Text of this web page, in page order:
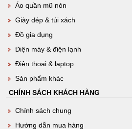
Áo quần mũ nón
Giày dép & túi xách
Đồ gia dụng
Điện máy & điện lạnh
Điện thoại & laptop
Sản phẩm khác
CHÍNH SÁCH KHÁCH HÀNG
Chính sách chung
Hướng dẫn mua hàng